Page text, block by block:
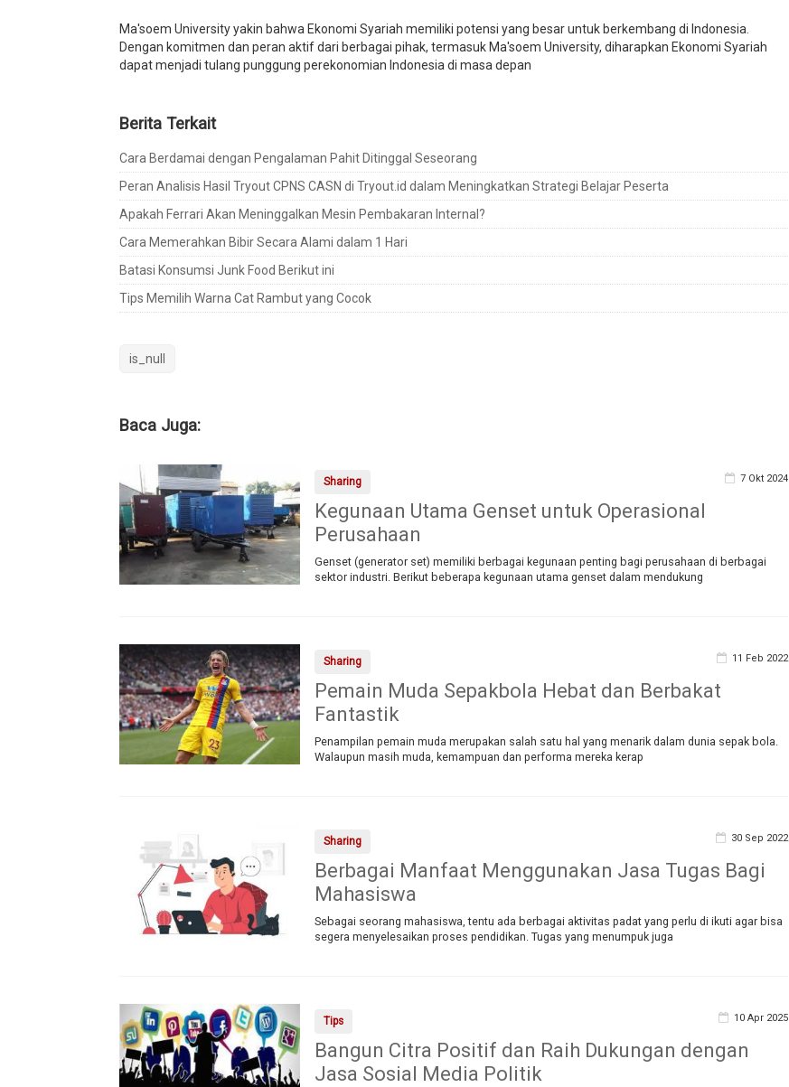
Ma'soem University yakin bahwa Ekonomi Syariah memiliki potensi yang besar untuk berkembang di Indonesia.
Dengan komitmen dan peran aktif dari berbagai pihak, termasuk Ma'soem University, diharapkan Ekonomi Syariah
dapat menjadi tulang punggung perekonomian Indonesia di masa depan
Berita Terkait
Cara Berdamai dengan Pengalaman Pahit Ditinggal Seseorang
Peran Analisis Hasil Tryout CPNS CASN di Tryout.id dalam Meningkatkan Strategi Belajar Peserta
Apakah Ferrari Akan Meninggalkan Mesin Pembakaran Internal?
Cara Memerahkan Bibir Secara Alami dalam 1 Hari
Batasi Konsumsi Junk Food Berikut ini
Tips Memilih Warna Cat Rambut yang Cocok
is_null
Baca Juga:
Sharing 7 Okt 2024
Kegunaan Utama Genset untuk Operasional
Perusahaan
Genset (generator set) memiliki berbagai kegunaan penting bagi perusahaan di berbagai
sektor industri. Berikut beberapa kegunaan utama genset dalam mendukung
Sharing 11 Feb 2022
Pemain Muda Sepakbola Hebat dan Berbakat
Fantastik
Penampilan pemain muda merupakan salah satu hal yang menarik dalam dunia sepak bola.
Walaupun masih muda, kemampuan dan performa mereka kerap
Sharing 30 Sep 2022
Berbagai Manfaat Menggunakan Jasa Tugas Bagi
Mahasiswa
Sebagai seorang mahasiswa, tentu ada berbagai aktivitas padat yang perlu di ikuti agar bisa
segera menyelesaikan proses pendidikan. Tugas yang menumpuk juga
Tips 10 Apr 2025
Bangun Citra Positif dan Raih Dukungan dengan
Jasa Sosial Media Politik